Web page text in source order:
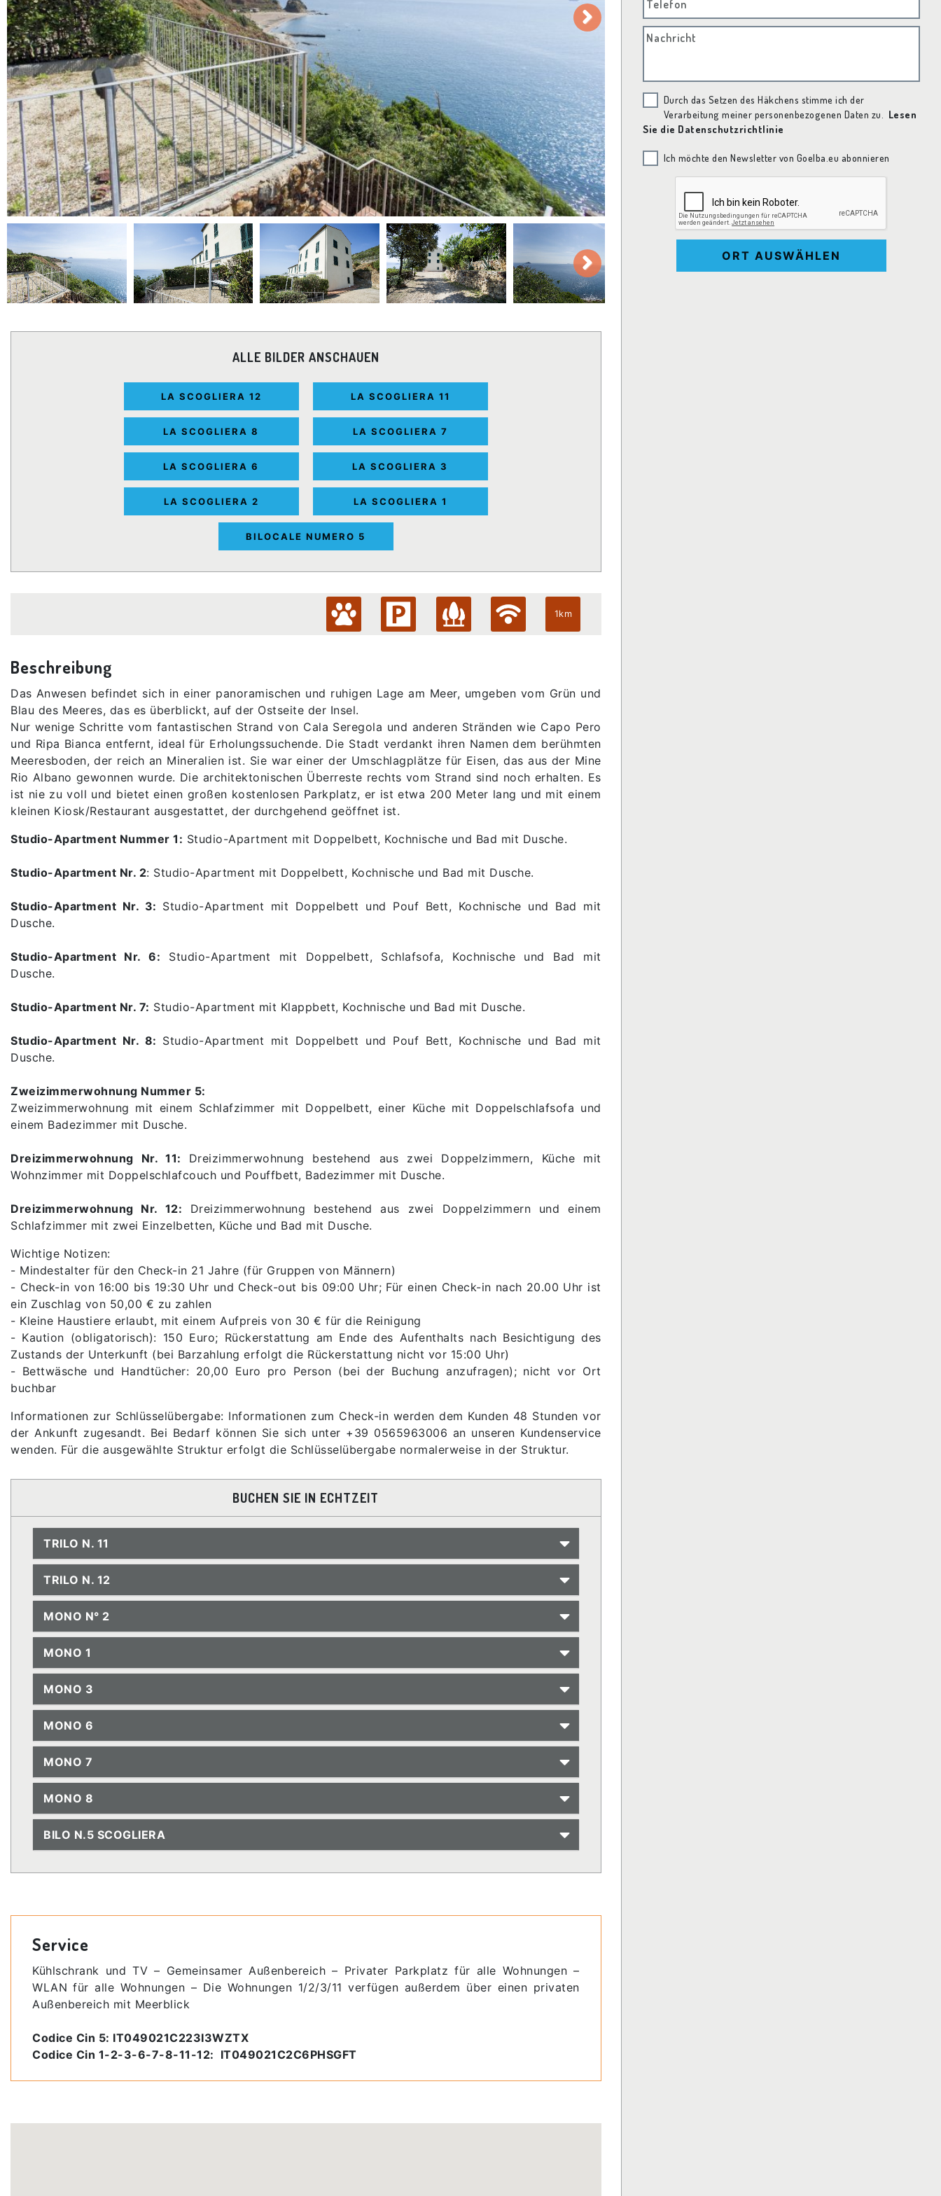
ALLE BILDER ANSCHAUEN
LA SCOGLIERA 12 LA SCOGLIERA 11
LA SCOGLIERA 8 LA SCOGLIERA 7
LA SCOGLIERA 6 LA SCOGLIERA 3
LA SCOGLIERA 2 LA SCOGLIERA 1
BILOCALE NUMERO 5
1km
Beschreibung
Das Anwesen befindet sich in einer panoramischen und ruhigen Lage am Meer, umgeben vom Grün und
Blau des Meeres, das es überblickt, auf der Ostseite der Insel.
Nur wenige Schritte vom fantastischen Strand von Cala Seregola und anderen Stränden wie Capo Pero
und Ripa Bianca entfernt, ideal für Erholungssuchende. Die Stadt verdankt ihren Namen dem berühmten
Meeresboden, der reich an Mineralien ist. Sie war einer der Umschlagplätze für Eisen, das aus der Mine
Rio Albano gewonnen wurde. Die architektonischen Überreste rechts vom Strand sind noch erhalten. Es
ist nie zu voll und bietet einen großen kostenlosen Parkplatz, er ist etwa 200 Meter lang und mit einem
kleinen Kiosk/Restaurant ausgestattet, der durchgehend geöffnet ist.
Studio-Apartment Nummer 1: Studio-Apartment mit Doppelbett, Kochnische und Bad mit Dusche.
Studio-Apartment Nr. 2: Studio-Apartment mit Doppelbett, Kochnische und Bad mit Dusche.
Studio-Apartment Nr. 3: Studio-Apartment mit Doppelbett und Pouf Bett, Kochnische und Bad mit
Dusche.
Studio-Apartment Nr. 6: Studio-Apartment mit Doppelbett, Schlafsofa, Kochnische und Bad mit
Dusche.
Studio-Apartment Nr. 7: Studio-Apartment mit Klappbett, Kochnische und Bad mit Dusche.
Studio-Apartment Nr. 8: Studio-Apartment mit Doppelbett und Pouf Bett, Kochnische und Bad mit
Dusche.
Zweizimmerwohnung Nummer 5:
Zweizimmerwohnung mit einem Schlafzimmer mit Doppelbett, einer Küche mit Doppelschlafsofa und
einem Badezimmer mit Dusche.
Dreizimmerwohnung Nr. 11: Dreizimmerwohnung bestehend aus zwei Doppelzimmern, Küche mit
Wohnzimmer mit Doppelschlafcouch und Pouffbett, Badezimmer mit Dusche.
Dreizimmerwohnung Nr. 12: Dreizimmerwohnung bestehend aus zwei Doppelzimmern und einem
Schlafzimmer mit zwei Einzelbetten, Küche und Bad mit Dusche.
Wichtige Notizen:
- Mindestalter für den Check-in 21 Jahre (für Gruppen von Männern)
- Check-in von 16:00 bis 19:30 Uhr und Check-out bis 09:00 Uhr; Für einen Check-in nach 20.00 Uhr ist
ein Zuschlag von 50,00 € zu zahlen
- Kleine Haustiere erlaubt, mit einem Aufpreis von 30 € für die Reinigung
- Kaution (obligatorisch): 150 Euro; Rückerstattung am Ende des Aufenthalts nach Besichtigung des
Zustands der Unterkunft (bei Barzahlung erfolgt die Rückerstattung nicht vor 15:00 Uhr)
- Bettwäsche und Handtücher: 20,00 Euro pro Person (bei der Buchung anzufragen); nicht vor Ort
buchbar
Informationen zur Schlüsselübergabe: Informationen zum Check-in werden dem Kunden 48 Stunden vor
der Ankunft zugesandt. Bei Bedarf können Sie sich unter +39 0565963006 an unseren Kundenservice
wenden. Für die ausgewählte Struktur erfolgt die Schlüsselübergabe normalerweise in der Struktur.
BUCHEN SIE IN ECHTZEIT
TRILO N. 11
TRILO N. 12
MONO N° 2
MONO 1
MONO 3
MONO 6
MONO 7
MONO 8
BILO N.5 SCOGLIERA
Service
Kühlschrank und TV – Gemeinsamer Außenbereich – Privater Parkplatz für alle Wohnungen –
WLAN für alle Wohnungen – Die Wohnungen 1/2/3/11 verfügen außerdem über einen privaten
Außenbereich mit Meerblick
Codice Cin 5: IT049021C223I3WZTX
​Codice Cin 1-2-3-6-7-8-11-12: IT049021C2C6PHSGFT
Telefon
Nachricht
Durch das Setzen des Häkchens stimme ich der
Verarbeitung meiner personenbezogenen Daten zu.
Lesen
Sie die Datenschutzrichtlinie
Ich möchte den Newsletter von Goelba.eu abonnieren
ORT AUSWÄHLEN